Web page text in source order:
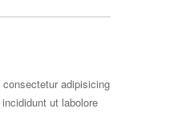
adipisicing
ut labolore